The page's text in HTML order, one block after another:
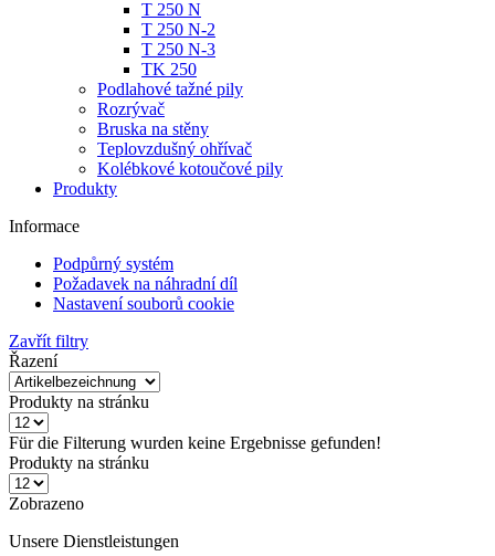
TK 250
Podlahové tažné pily
Rozrývač
Bruska na stěny
Teplovzdušný ohřívač
Kolébkové kotoučové pily
Produkty
Informace
Požadavek na náhradní díl
Zavřít filtry
Řazení
Produkty na stránku
Für die Filterung wurden keine Ergebnisse gefunden!
Produkty na stránku
Zobrazeno
Unsere Dienstleistungen
zu erleichtern